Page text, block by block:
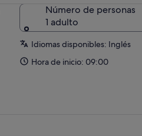
Número de personas
1 adulto
Idiomas disponibles: Inglés
Hora de inicio: 09:00